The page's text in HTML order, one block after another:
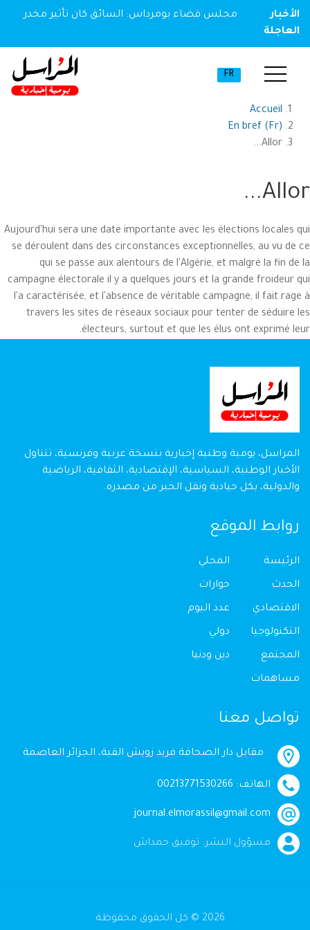
الأخبار
العاجلة
مجلس قضاء بومرداس: السائق كان تأثير مخدر
FR
Accueil
En bref (Fr)
Allor...
Allor...
Aujourd'hui sera une date importante avec les élections locales qui
se déroulent dans des circonstances exceptionnelles, au vu de ce
qui se passe aux alentours de l'Algérie, et malgré la fin de la
campagne électorale il y a quelques jours et la grande froideur qui
l'a caractérisée, et l'absence de véritable campagne, il fait rage à
travers les sites de réseaux sociaux pour tenter de séduire les
électeurs, surtout et que les élus ont exprimé leur.
المراسل، يومية وطنية إخبارية بنسخة عربية وفرنسية، تتناول
الأخبار الوطنية، السياسية، الإقتصادية، الثقافية، الرياضية
والدولية، بكل حيادية ونقل الخبر من مصدره.
روابط الموقع
الرئيسة
الحدث
الاقتصادي
التكنولوجيا
المجتمع
مساهمات
المحلي
حوارات
عدد اليوم
دولي
دين ودنيا
تواصل معنا
مقابل دار الصحافة فريد زويش القبة، الجزائر العاصمة
الهاتف: 00213771530266
journal.elmorassil@gmail.com
مسؤول النشر: توفيق حمداش
2026 © كل الحقوق محفوظة